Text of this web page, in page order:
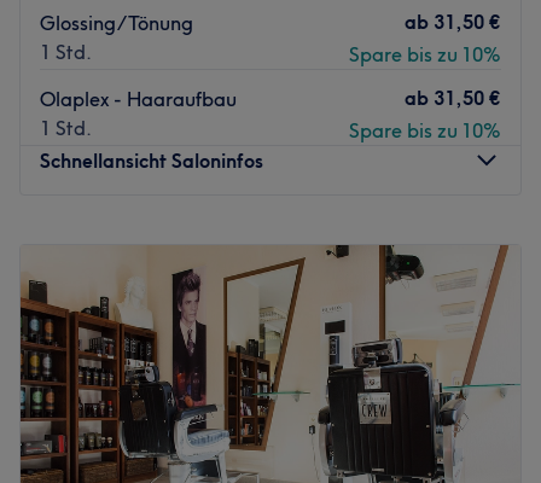
Glossing/Tönung
1 Std.
ab 31,50 €
Spare bis zu 10%
Olaplex - Haaraufbau
1 Std.
ab 31,50 €
Spare bis zu 10%
Schnellansicht Saloninfos
09:00–
Mittwoch
09:00– 19:00
Donnerstag
19:00
Freitag
09:00 –19:00
Samstag
09:00–18:00
Sonntag
Geschlossen
Bei Maison de Coiffure in Berlin-Reinickendorf steht